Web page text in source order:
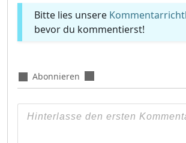
Bitte lies unsere
bevor du kommentierst!
Abonnieren